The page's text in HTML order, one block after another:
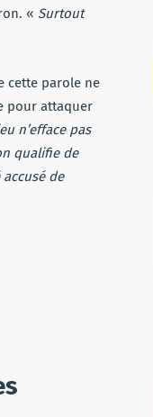
« Surtout
cette parole ne
pour attaquer
n’efface pas
qualifie de
de